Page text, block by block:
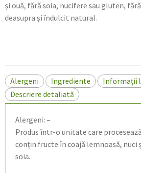
și ouă, fără soia, nucifere sau gluten,
deasupra și îndulcit natural.
Alergeni Ingrediente
Informații
Descriere detaliată
Alergeni: –
Produs într-o unitate care
conțin fructe în coajă lemnoasă, nuci
soia.